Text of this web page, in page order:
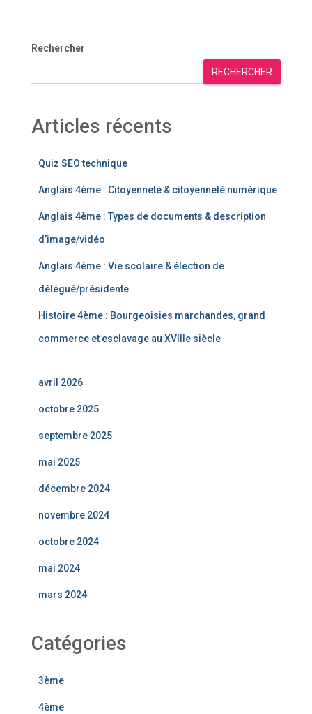
Rechercher
RECHERCHER
Articles récents
Quiz SEO technique
Anglais 4ème : Citoyenneté & citoyenneté numérique
Anglais 4ème : Types de documents & description
d’image/vidéo
Anglais 4ème : Vie scolaire & élection de
délégué/présidente
Histoire 4ème : Bourgeoisies marchandes, grand
commerce et esclavage au XVIIIe siècle
avril 2026
octobre 2025
septembre 2025
mai 2025
décembre 2024
novembre 2024
octobre 2024
mai 2024
mars 2024
Catégories
3ème
4ème